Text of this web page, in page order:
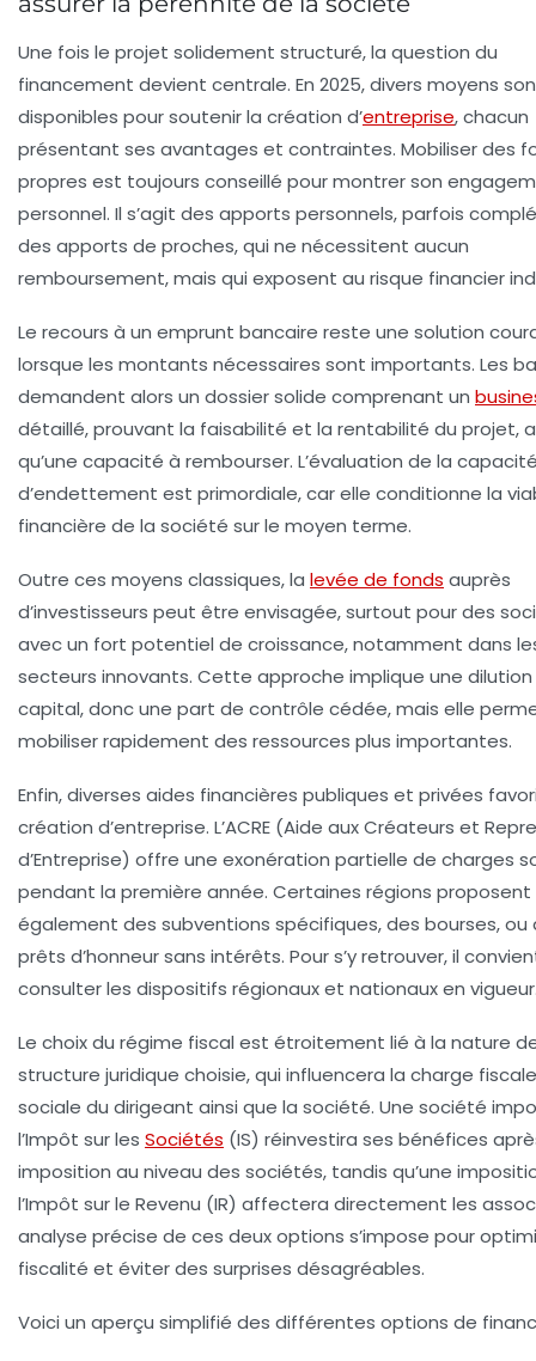
Une fois le projet solidement structuré, la question du
financement devient centrale. En 2025, divers moyens
disponibles pour soutenir la création d’entreprise, chacun
présentant ses avantages et contraintes. Mobiliser des
propres est toujours conseillé pour montrer son
personnel. Il s’agit des apports personnels, parfois
des apports de proches, qui ne nécessitent aucun
remboursement, mais qui exposent au risque financier
Le recours à un emprunt bancaire reste une solution
lorsque les montants nécessaires sont importants. Les
demandent alors un dossier solide comprenant un
détaillé, prouvant la faisabilité et la rentabilité du projet,
qu’une capacité à rembourser. L’évaluation de la
d’endettement est primordiale, car elle conditionne la
financière de la société sur le moyen terme.
Outre ces moyens classiques, la levée de fonds auprès
d’investisseurs peut être envisagée, surtout pour des
avec un fort potentiel de croissance, notamment dans
secteurs innovants. Cette approche implique une
capital, donc une part de contrôle cédée, mais elle
mobiliser rapidement des ressources plus importantes.
Enfin, diverses aides financières publiques et privées
création d’entreprise. L’ACRE (Aide aux Créateurs et
d’Entreprise) offre une exonération partielle de charges
pendant la première année. Certaines régions proposent
également des subventions spécifiques, des bourses, ou
prêts d’honneur sans intérêts. Pour s’y retrouver, il
consulter les dispositifs régionaux et nationaux en
Le choix du régime fiscal est étroitement lié à la nature
structure juridique choisie, qui influencera la charge
sociale du dirigeant ainsi que la société. Une société
l’Impôt sur les Sociétés (IS) réinvestira ses bénéfices
imposition au niveau des sociétés, tandis qu’une
l’Impôt sur le Revenu (IR) affectera directement les
analyse précise de ces deux options s’impose pour
fiscalité et éviter des surprises désagréables.
Voici un aperçu simplifié des différentes options de